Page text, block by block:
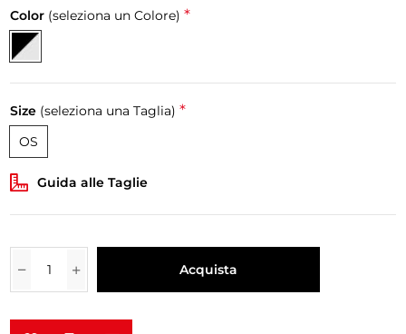
Color (seleziona un Colore) *
Size (seleziona una Taglia) *
OS
Guida alle Taglie
Acquista